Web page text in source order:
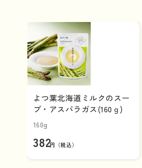
よつ葉北海道ミルクのスー
プ・アスパラガス(160ｇ)
160g
382円（税込）